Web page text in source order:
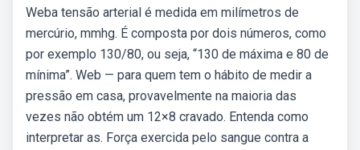
Weba tensão arterial é medida em milímetros de
mercúrio, mmhg. É composta por dois números, como
por exemplo 130/80, ou seja, “130 de máxima e 80 de
mínima”. Web — para quem tem o hábito de medir a
pressão em casa, provavelmente na maioria das
vezes não obtém um 12×8 cravado. Entenda como
interpretar as. Força exercida pelo sangue contra a